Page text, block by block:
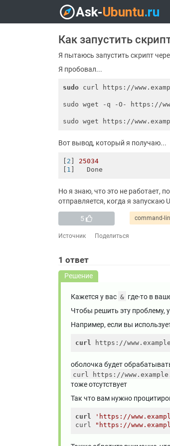
Как запустить
Я пытаюсь запустить скрипт
Я пробовал...
sudo curl https://
sudo wget -q -O- https://
Вот вывод, который я получаю...
2
25034
1
Но я знаю, что это не работает,
отправляется, когда я запускаю
5 command-
Источник Поделиться
1 ответ
Решение
Кажется у вас & где-то в
Чтобы решить эту проблему,
Например, если вы
curl
оболочка будет
curl https://
тоже отсутствует
Так что вам нужно
curl
'https://
curl
"https://